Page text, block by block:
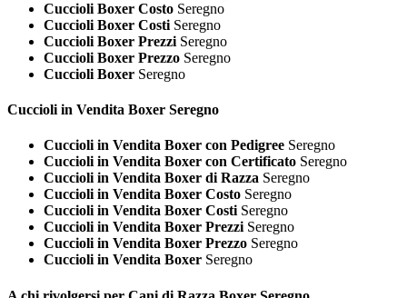
Cuccioli Boxer Costo Seregno
Cuccioli Boxer Costi Seregno
Cuccioli Boxer Prezzi Seregno
Cuccioli Boxer Prezzo Seregno
Cuccioli Boxer Seregno
Cuccioli in Vendita Boxer Seregno
Cuccioli in Vendita Boxer con Pedigree Seregno
Cuccioli in Vendita Boxer con Certificato Seregno
Cuccioli in Vendita Boxer di Razza Seregno
Cuccioli in Vendita Boxer Costo Seregno
Cuccioli in Vendita Boxer Costi Seregno
Cuccioli in Vendita Boxer Prezzi Seregno
Cuccioli in Vendita Boxer Prezzo Seregno
Cuccioli in Vendita Boxer Seregno